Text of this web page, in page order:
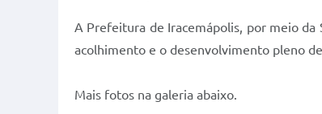
A Prefeitura de Iracemápolis, por meio da
acolhimento e o desenvolvimento pleno
Mais fotos na galeria abaixo.